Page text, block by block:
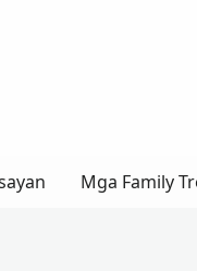
Mga Family